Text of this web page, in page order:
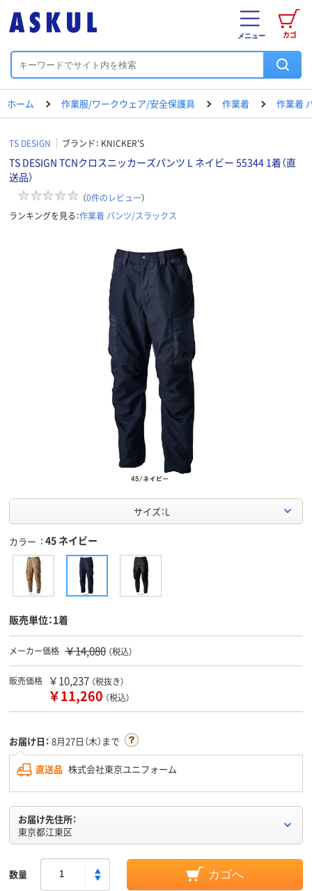
カゴ
メニュー
ホーム 作業服/ワークウェア/安全保護具 作業着 作業着
TS DESIGN ブランド： KNICKER'S
TS DESIGN TCNクロスニッカーズパンツ L ネイビー 55344 1着（直
送品）
（0件のレビュー）
ランキングを見る：作業着 パンツ/スラックス
サイズ：L
カラー 45 ネイビー
販売単位：1着
メーカー価格 ￥14,080 （税込）
販売価格 ￥10,237 （税抜き）
￥11,260 （税込）
お届け日： 8月27日（木）まで
直送品 株式会社東京ユニフォーム
お届け先住所：
東京都江東区
数量 カゴへ